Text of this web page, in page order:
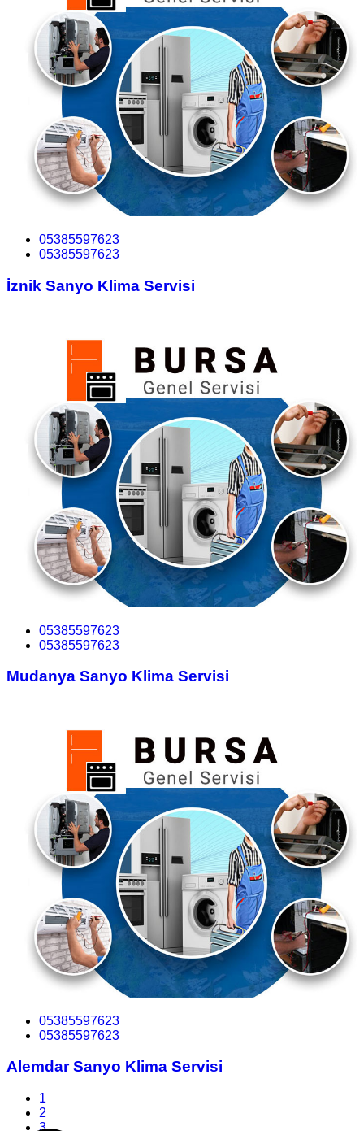
05385597623
05385597623
İznik Sanyo Klima Servisi
05385597623
05385597623
Mudanya Sanyo Klima Servisi
05385597623
05385597623
Alemdar Sanyo Klima Servisi
1
2
3